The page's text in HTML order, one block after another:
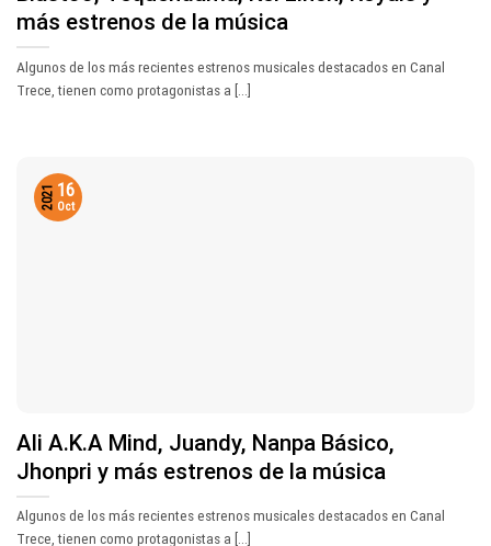
más estrenos de la música
Algunos de los más recientes estrenos musicales destacados en Canal
Trece, tienen como protagonistas a [...]
Ali A.K.A Mind, Juandy, Nanpa Básico,
Jhonpri y más estrenos de la música
Algunos de los más recientes estrenos musicales destacados en Canal
Trece, tienen como protagonistas a [...]
16
Oct
2021